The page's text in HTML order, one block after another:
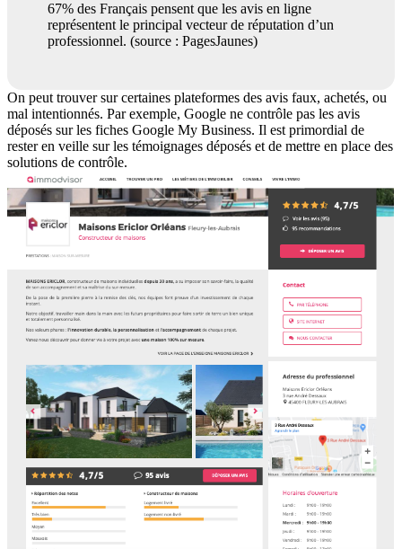
67% des Français pensent que les avis en ligne
représentent le principal vecteur de réputation d’un
professionnel. (source : PagesJaunes)
On peut trouver sur certaines plateformes des avis faux, achetés, ou
mal intentionnés. Par exemple, Google ne contrôle pas les avis
déposés sur les fiches Google My Business. Il est primordial de
rester en veille sur les témoignages déposés et de mettre en place des
solutions de contrôle.